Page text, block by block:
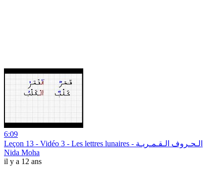
6:09
Leçon 13 - Vidéo 3 - Les lettres lunaires - الـحـروف الـقـمـريـة
Nida Moha
il y a 12 ans